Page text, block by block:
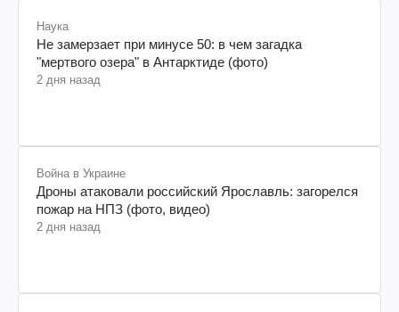
Наука
Не замерзает при минусе 50: в чем загадка
"мертвого озера" в Антарктиде (фото)
2 дня назад
Война в Украине
Дроны атаковали российский Ярославль: загорелся
пожар на НПЗ (фото, видео)
2 дня назад